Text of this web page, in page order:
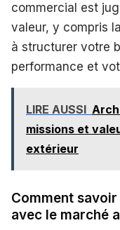
commercial est
valeur, y compris
à structurer votre
performance et
LIRE AUSSI
missions et
extérieur
Comment
avec le marché